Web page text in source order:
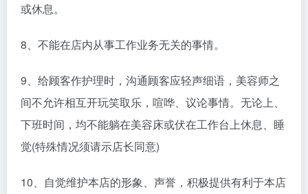
或休息。
8、不能在店内从事工作业务无关的事情。
9、给顾客作护理时，沟通顾客应轻声细语，美容师之
间不允许相互开玩笑取乐，喧哗、议论事情。无论上、
下班时间，均不能躺在美容床或伏在工作台上休息、睡
觉(特殊情况须请示店长同意)
10、自觉维护本店的形象、声誉，积极提供有利于本店